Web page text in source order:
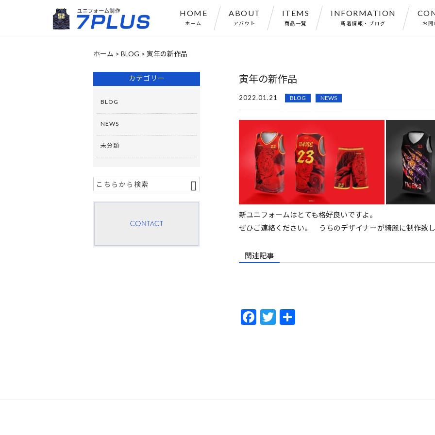
HOME
ホーム
ABOUT
アバウト
ITEMS
商品一覧
INFORMATION
新着情報・ブログ お問
ホーム > BLOG > 寅年の新作品
寅年の新作品
2022.01.21 BLOG NEWS
新ユニフォームはとても格好良いですよ。
ぜひご連絡ください。 うちのデザイナーが綺麗に制作致
関連記事
F
T
カテゴリー
BLOG
NEWS
未分類